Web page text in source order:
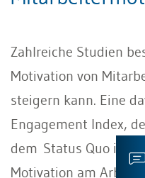
Zahlreiche Studien
Motivation von
steigern kann. Eine
Engagement Index,
dem Status Quo in
Motivation am